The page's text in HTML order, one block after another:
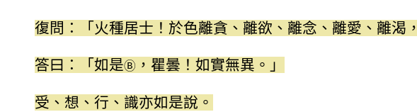
復問：「火種居士！於色離貪、離欲、離念、離愛、離渴
答曰：「如是Ⓑ ，瞿曇！如實無異。」
受、想、行、識亦如是說。